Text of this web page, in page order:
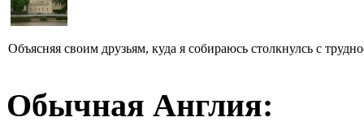
Объясняя своим друзьям, куда я собираюсь столкнулсь с
Обычная Англия: